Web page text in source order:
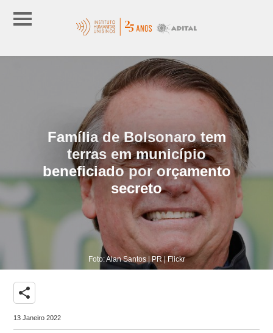
Família de Bolsonaro tem
terras em município
beneficiado por orçamento
secreto
Foto: Alan Santos | PR | Flickr
share
13 Janeiro 2022